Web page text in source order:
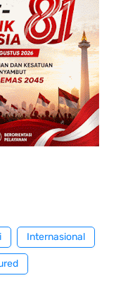
Internasional